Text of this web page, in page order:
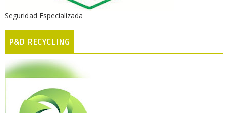
Seguridad Especializada
P&D RECYCLING